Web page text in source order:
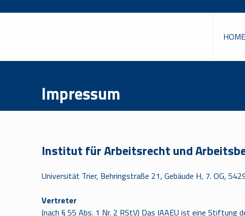
HOME
Impressum
Institut für Arbeitsrecht und
Universität Trier, Behringstraße 21, Gebäude H, 7. OG,
Vertreter
(nach § 55 Abs. 1 Nr. 2 RStV) Das IAAEU ist eine Stiftung